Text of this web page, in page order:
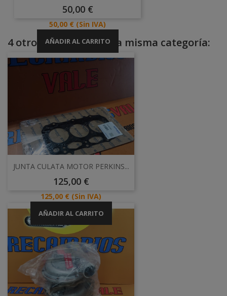
Precio
50,00 €
Precio
50,00 € (Sin IVA)
AÑADIR AL CARRITO
4 otros productos en la misma categoría:
JUNTA CULATA MOTOR PERKINS...
Precio
125,00 €
Precio
125,00 € (Sin IVA)
AÑADIR AL CARRITO